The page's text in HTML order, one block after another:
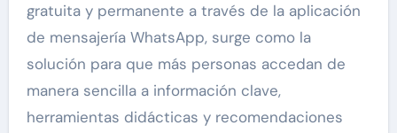
gratuita y permanente a través de la aplicación
de mensajería WhatsApp, surge como la
solución para que más personas accedan de
manera sencilla a información clave,
herramientas didácticas y recomendaciones